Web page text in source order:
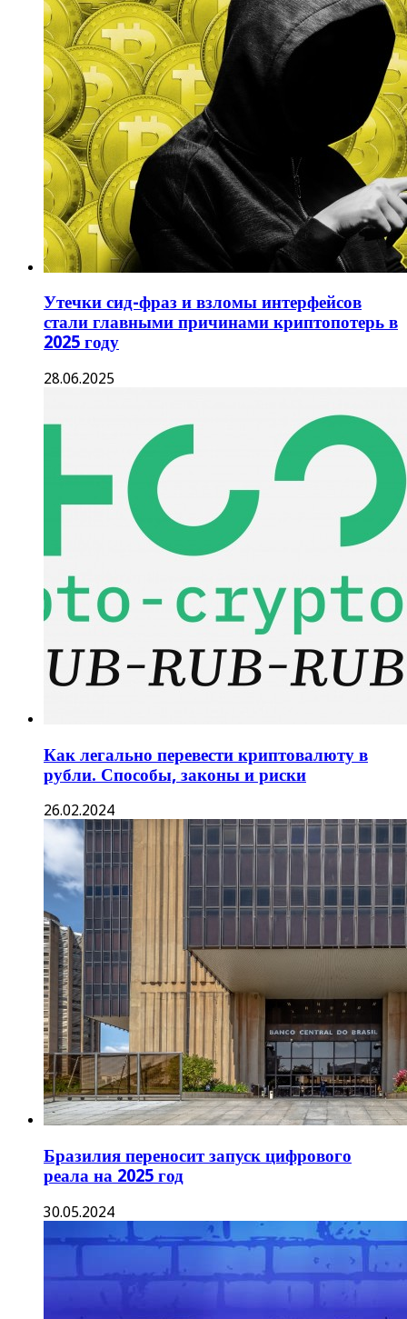
Утечки сид-фраз и взломы интерфейсов
стали главными причинами криптопотерь в
2025 году
28.06.2025
Как легально перевести криптовалюту в
рубли. Способы, законы и риски
26.02.2024
Бразилия переносит запуск цифрового
реала на 2025 год
30.05.2024